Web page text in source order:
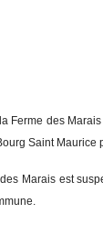
des
Saint
Marais est